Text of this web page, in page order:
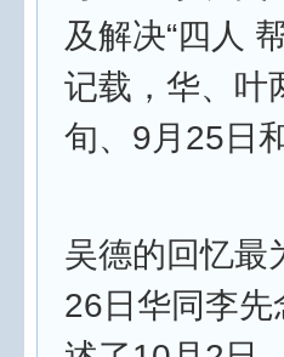
及解决“四人
记载，华、叶
旬、9月25日
吴德的回忆最
26日华同李